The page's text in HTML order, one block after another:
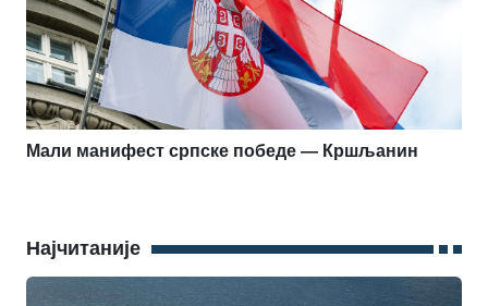
Мали манифест српске победе — Кршљанин
Најчитаније